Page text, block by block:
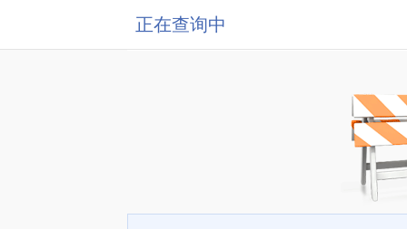
正在查询中